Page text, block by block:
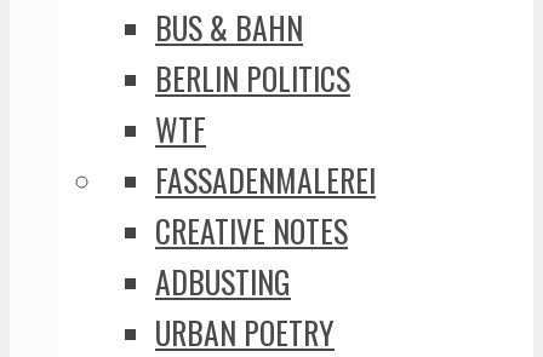
BUS & BAHN
BERLIN POLITICS
WTF
FASSADENMALEREI
CREATIVE NOTES
ADBUSTING
URBAN POETRY